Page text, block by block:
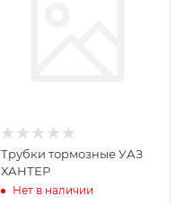
Трубки тормозные УАЗ
ХАНТЕР
Нет в наличии